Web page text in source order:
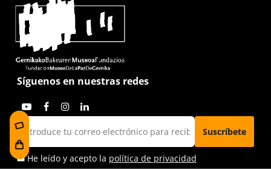
Síguenos en nuestras redes
He leído y acepto la política de privacidad